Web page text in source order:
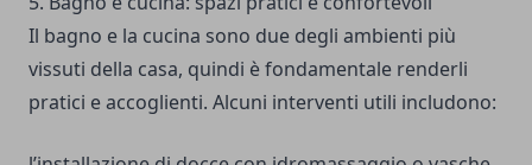
Il bagno e la cucina sono due degli ambienti più
vissuti della casa, quindi è fondamentale renderli
pratici e accoglienti. Alcuni interventi utili includono: